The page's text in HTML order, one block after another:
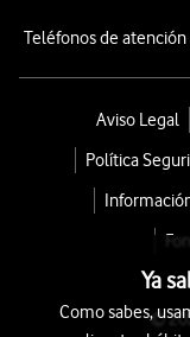
Teléfonos de
Aviso Legal
Política
©
Ya
Como sabes,